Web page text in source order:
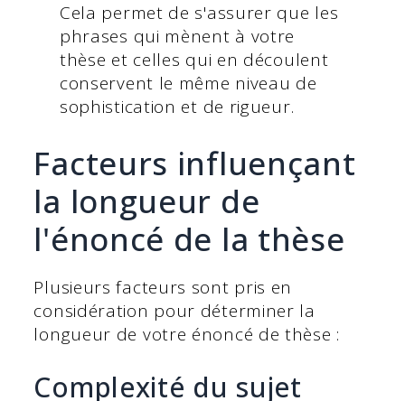
Cela permet de s'assurer que les
phrases qui mènent à votre
thèse et celles qui en découlent
conservent le même niveau de
sophistication et de rigueur.
Facteurs influençant
la longueur de
l'énoncé de la thèse
Plusieurs facteurs sont pris en
considération pour déterminer la
longueur de votre énoncé de thèse :
Complexité du sujet